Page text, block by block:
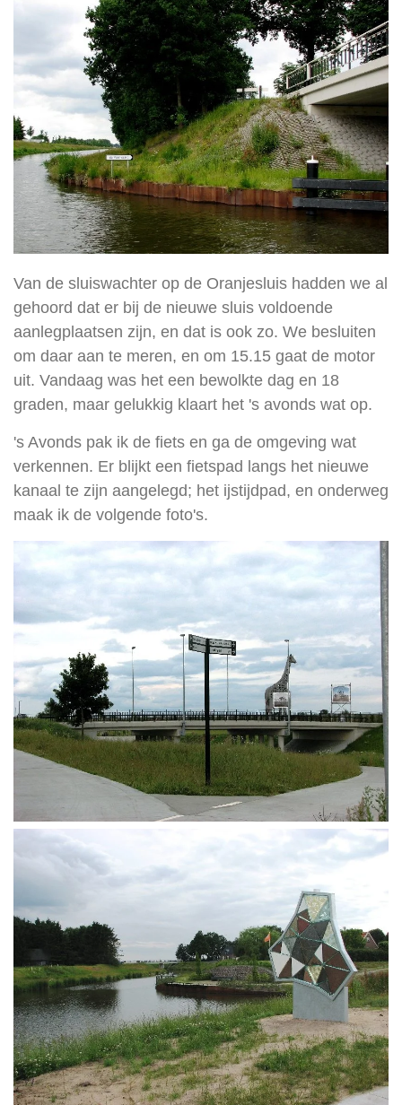
Van de sluiswachter op de Oranjesluis hadden we al
gehoord dat er bij de nieuwe sluis voldoende
aanlegplaatsen zijn, en dat is ook zo. We besluiten
om daar aan te meren, en om 15.15 gaat de motor
uit. Vandaag was het een bewolkte dag en 18
graden, maar gelukkig klaart het 's avonds wat op.
's Avonds pak ik de fiets en ga de omgeving wat
verkennen. Er blijkt een fietspad langs het nieuwe
kanaal te zijn aangelegd; het ijstijdpad, en onderweg
maak ik de volgende foto's.